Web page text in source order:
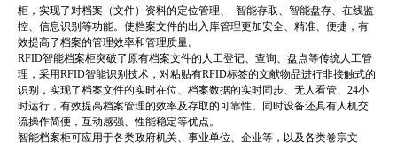
柜，实现了对档案（文件）资料的定位管理、 智能存取、智能盘存、在线监
控、信息识别等功能。使档案文件的出入库管理更加安全、精准、便捷，有
效提高了档案的管理效率和管理质量。
RFID智能档案柜突破了原有档案文件的人工登记、查询、盘点等传统人工管
理，采用RFID智能识别技术，对粘贴有RFID标签的文献物品进行非接触式的
识别，实现了档案文件的实时在位、档案数据的实时同步、无人看管、24小
时运行，有效提高档案管理的效率及存取的可靠性。同时设备还具有人机交
流操作简便，互动感强、性能稳定等优点。
智能档案柜可应用于各类政府机关、事业单位、企业等，以及各类卷宗文